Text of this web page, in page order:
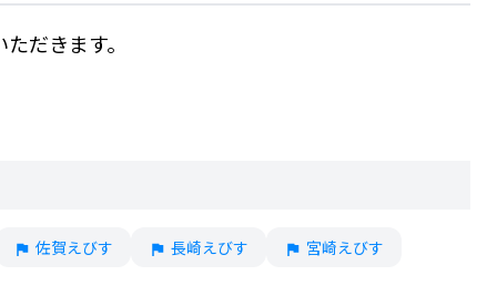
だきます。
佐賀えびす 長崎えびす 宮崎えびす